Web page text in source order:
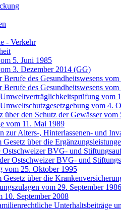
- Verkehr
5. Juni 1985
3. Dezember 2014 (GG)
Berufe des Gesundheitswesens
Berufe des Gesundheitswesens
vom
vom 4.
über den Schutz der Gewässer
vom 11. Mai 1989
zur Alters-, Hinterlassenen- und
Gesetz über die
BVG- und
Ostschweizer BVG- und
vom 25. Oktober 1995
Gesetz über die
vom 29. September 1986
10. September 2008
Unterhaltsbeiträge